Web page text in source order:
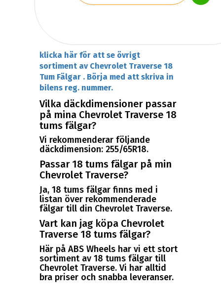
klicka här för att se övrigt
sortiment av Chevrolet Traverse 18
Tum Fälgar . Börja med att skriva in
bilens reg. nummer.
Vilka däckdimensioner passar
på mina Chevrolet Traverse 18
tums fälgar?
Vi rekommenderar följande
däckdimension: 255/65R18.
Passar 18 tums fälgar på min
Chevrolet Traverse?
Ja, 18 tums fälgar finns med i
listan över rekommenderade
fälgar till din Chevrolet Traverse.
Vart kan jag köpa Chevrolet
Traverse 18 tums fälgar?
Här på ABS Wheels har vi ett stort
sortiment av 18 tums fälgar till
Chevrolet Traverse. Vi har alltid
bra priser och snabba leveranser.